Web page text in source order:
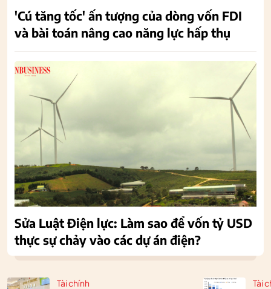
Tài chính Tài
'Cú tăng tốc' ấn tượng của dòng vốn FDI
và bài toán nâng cao năng lực hấp thụ
Sửa Luật Điện lực: Làm sao để vốn tỷ USD
thực sự chảy vào các dự án điện?